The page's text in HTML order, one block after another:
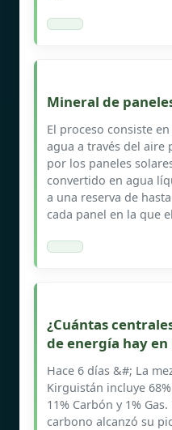
Mineral de
El proceso consiste
agua a través del aire
por los paneles
convertido en agua
a una reserva de
cada panel en la que
¿Cuántas
de energía hay
Hace 6 días &#; La
Kirguistán incluye
11% Carbón y 1%
carbono alcanzó su